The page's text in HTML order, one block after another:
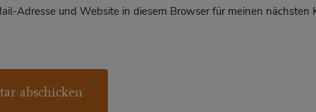
Adresse und Website in diesem Browser für meinen nächsten